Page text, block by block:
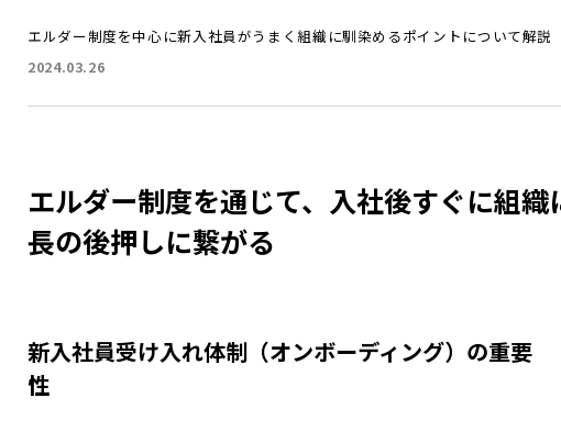
エルダー制度を中心に新入社員がうまく組織に馴染めるポイントについて解説
2024.03.26
エルダー制度を通じて、入社後すぐに組
長の後押しに繋がる
新入社員受け入れ体制（オンボーディング）の重要
性